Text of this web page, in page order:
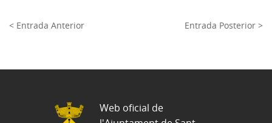
< Entrada Anterior Entrada Posterior >
Web oficial de